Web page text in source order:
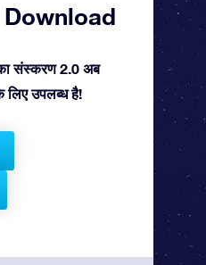
संस्करण 2.0 अब
उपलब्ध है!